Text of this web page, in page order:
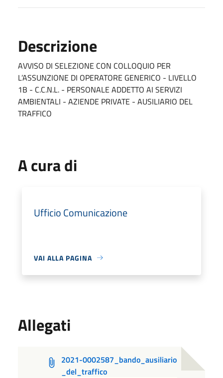
Descrizione
AVVISO DI SELEZIONE CON COLLOQUIO PER
L’ASSUNZIONE DI OPERATORE GENERICO - LIVELLO
1B - C.C.N.L. - PERSONALE ADDETTO AI SERVIZI
AMBIENTALI - AZIENDE PRIVATE - AUSILIARIO DEL
TRAFFICO
A cura di
Ufficio Comunicazione
VAI ALLA PAGINA
Allegati
2021-0002587_bando_ausiliario
_del_traffico